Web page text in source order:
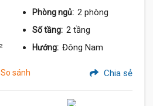
Phòng ngủ: 2 phòng
Số tầng: 2 tầng
Hướng: Đông Nam
So sánh Chia sẻ